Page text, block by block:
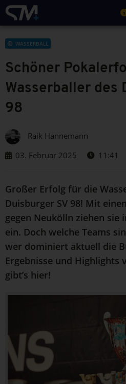
WASSERBALL
Schöner
Wasserballer des
98
Raik Hannemann
03. Februar 2025
11:41
Großer Erfolg für die
Duisburger SV 98! Mit
gegen Neukölln ziehen sie
ein. Doch welche Teams
wer dominiert aktuell die
Ergebnisse und Highlights
gibt’s hier!